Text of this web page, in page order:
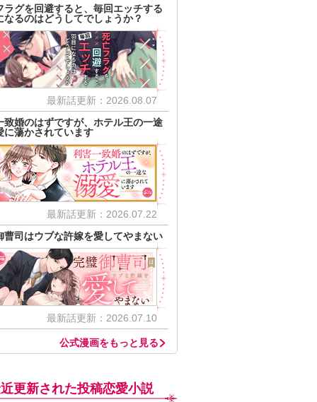
ラグを回避すると、毎回エッチする
なるのはどうしてでしょうか？
最新話更新：2026.08.07
致婚のはずですが、ホテル王の一途
に蕩かされています
最新話更新：2026.07.22
曹司はウブな許嫁を愛してやまない
最新話更新：2026.07.10
公式漫画をもっと見る
更新された投稿恋愛小説